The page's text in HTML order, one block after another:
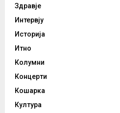
Здравје
Интервју
Историја
Итно
Колумни
Концерти
Кошарка
Култура